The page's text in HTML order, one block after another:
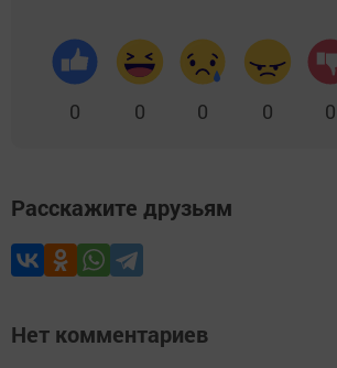
0 0 0 0 0
Расскажите друзьям
Нет комментариев